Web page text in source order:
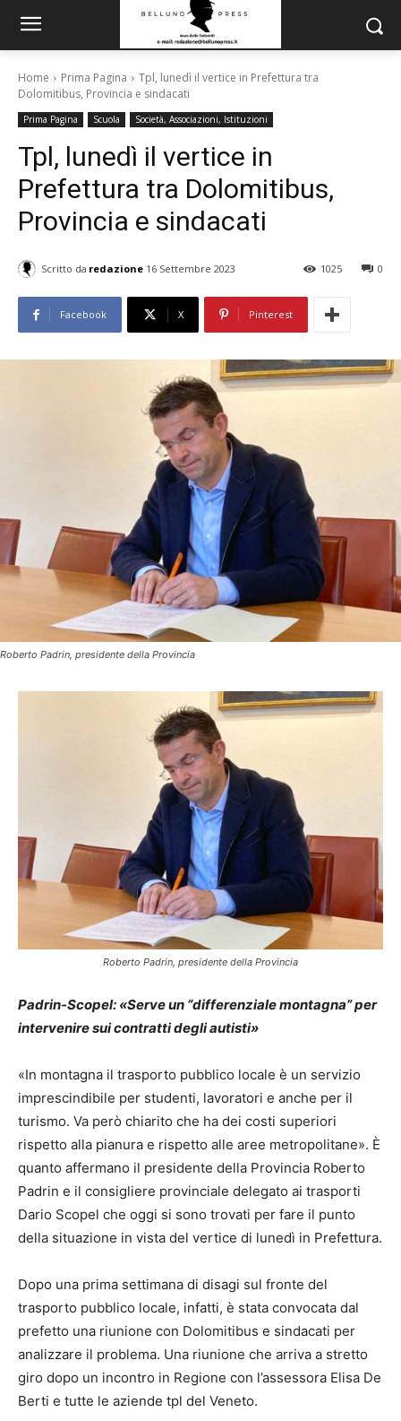
Home Prima Pagina
Tpl, lunedì il vertice in Prefettura tra
Dolomitibus, Provincia e sindacati
Prima Pagina Scuola Società, Associazioni, Istituzioni
Tpl, lunedì il vertice in
Prefettura tra Dolomitibus,
Provincia e sindacati
Scritto da redazione 16 Settembre 2023 0
1025
Facebook X Pinterest
Roberto Padrin, presidente della Provincia
Roberto Padrin, presidente della Provincia
Padrin-Scopel: «Serve un “differenziale montagna” per
intervenire sui contratti degli autisti»
«In montagna il trasporto pubblico locale è un servizio
imprescindibile per studenti, lavoratori e anche per il
turismo. Va però chiarito che ha dei costi superiori
rispetto alla pianura e rispetto alle aree metropolitane». È
quanto affermano il presidente della Provincia Roberto
Padrin e il consigliere provinciale delegato ai trasporti
Dario Scopel che oggi si sono trovati per fare il punto
della situazione in vista del vertice di lunedì in Prefettura.
Dopo una prima settimana di disagi sul fronte del
trasporto pubblico locale, infatti, è stata convocata dal
prefetto una riunione con Dolomitibus e sindacati per
analizzare il problema. Una riunione che arriva a stretto
giro dopo un incontro in Regione con l’assessora Elisa De
Berti e tutte le aziende tpl del Veneto.